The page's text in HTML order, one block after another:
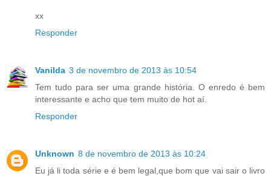
xx
Responder
Vanilda 3 de novembro de 2013 às 10:54
Tem tudo para ser uma grande história. O enredo é bem
interessante e acho que tem muito de hot aí.
Responder
Unknown 8 de novembro de 2013 às 10:24
Eu já li toda série e é bem legal,que bom que vai sair o livro